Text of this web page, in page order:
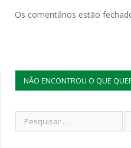
Os comentários estão
NÃO ENCONTROU O QUE